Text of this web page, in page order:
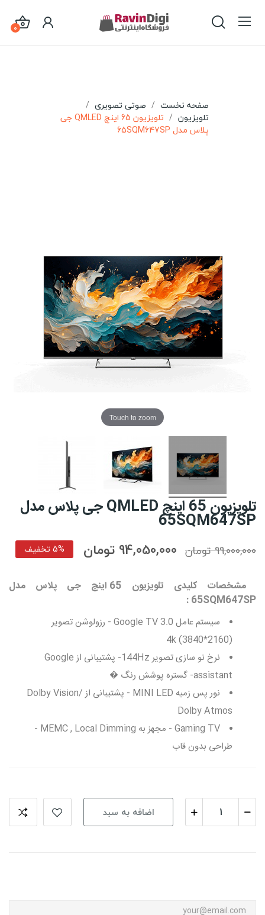
0
صفحه نخست
صوتی تصویری
تلویزیون
تلویزیون 65 اینچ QMLED جی
پلاس مدل 65SQM647SP
Touch to zoom
تلویزیون 65 اینچ QMLED جی پلاس مدل
65SQM647SP
99,000,000 تومان 94,050,000 تومان 5% تخفیف
مشخصات کلیدی تلویزیون 65 اینچ جی پلاس مدل
65SQM647SP
:
سیستم عامل 3.0 Google TV - رزولوشن تصویر
(2160*3840) 4k
نرخ نو سازی تصویر 144Hz- پشتیبانی از Google
assistant- گستره پوشش رنگ �
نور پس زمیه MINI LED - پشتیبانی از Dolby Vision/
Dolby Atmos
Gaming TV - مجهز به MEMC , Local Dimming -
طراحی بدون قاب
اضافه به سبد